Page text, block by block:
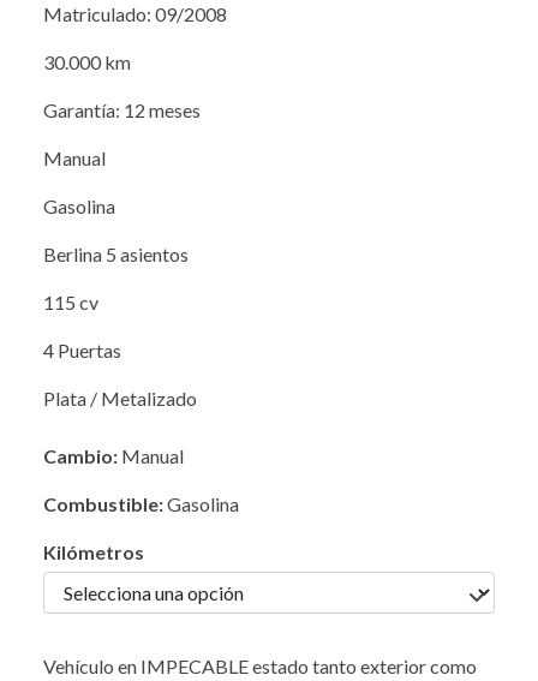
Matriculado: 09/2008
30.000 km
Garantía: 12 meses
Manual
Gasolina
Berlina 5 asientos
115 cv
4 Puertas
Plata / Metalizado
Cambio: Manual
Combustible:Gasolina
Kilómetros
Vehículo en IMPECABLE estado tanto exterior como